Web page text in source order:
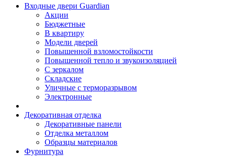
Входные двери Guardian
Акции
Бюджетные
В квартиру
Модели дверей
Повышенной взломостойкости
Повышенной тепло и звукоизоляцией
С зеркалом
Складские
Уличные с терморазрывом
Электронные
Декоративная отделка
Декоративные панели
Отделка металлом
Образцы материалов
Фурнитура